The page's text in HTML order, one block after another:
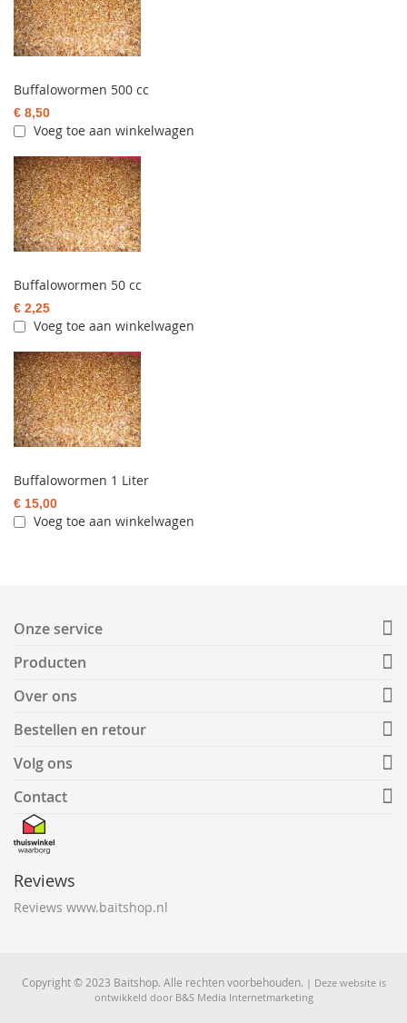
Buffalowormen 500 cc
€ 8,50
Voeg toe aan winkelwagen
Buffalowormen 50 cc
€ 2,25
Voeg toe aan winkelwagen
Buffalowormen 1 Liter
€ 15,00
Voeg toe aan winkelwagen
Onze service
Producten
Over ons
Bestellen en retour
Volg ons
Contact
Reviews
Reviews www.baitshop.nl
Copyright © 2023 Baitshop. Alle rechten voorbehouden. | Deze website is
ontwikkeld door B&S Media Internetmarketing